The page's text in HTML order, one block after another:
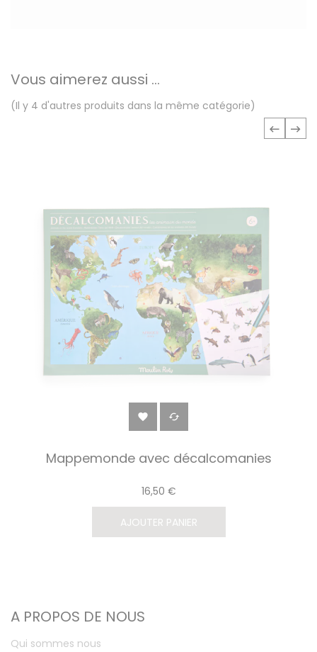
Vous aimerez aussi ...
(Il y 4 d'autres produits dans la même catégorie)
 
Mappemonde avec décalcomanies
16,50 €
AJOUTER PANIER
A PROPOS DE NOUS
Qui sommes nous